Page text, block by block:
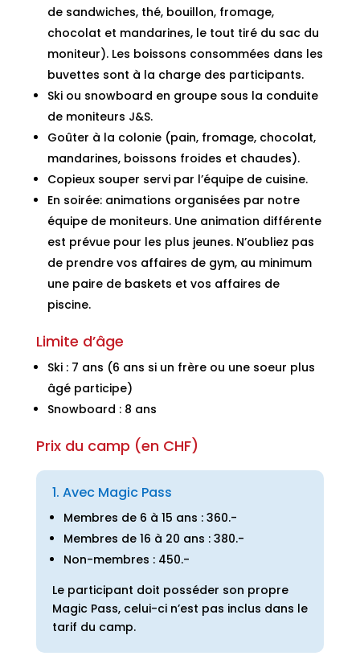
de sandwiches, thé, bouillon, fromage,
chocolat et mandarines, le tout tiré du sac du
moniteur). Les boissons consommées dans les
buvettes sont à la charge des participants.
Ski ou snowboard en groupe sous la conduite
de moniteurs J&S.
Goûter à la colonie (pain, fromage, chocolat,
mandarines, boissons froides et chaudes).
Copieux souper servi par l’équipe de cuisine.
En soirée: animations organisées par notre
équipe de moniteurs. Une animation différente
est prévue pour les plus jeunes. N’oubliez pas
de prendre vos affaires de gym, au minimum
une paire de baskets et vos affaires de
piscine.
Limite d’âge
Ski : 7 ans (6 ans si un frère ou une soeur plus
âgé participe)
Snowboard : 8 ans
Prix du camp (en CHF)
1. Avec Magic Pass
Membres de 6 à 15 ans : 360.-
Membres de 16 à 20 ans : 380.-
Non-membres : 450.-
Le participant doit posséder son propre
Magic Pass, celui-ci n’est pas inclus dans le
tarif du camp.